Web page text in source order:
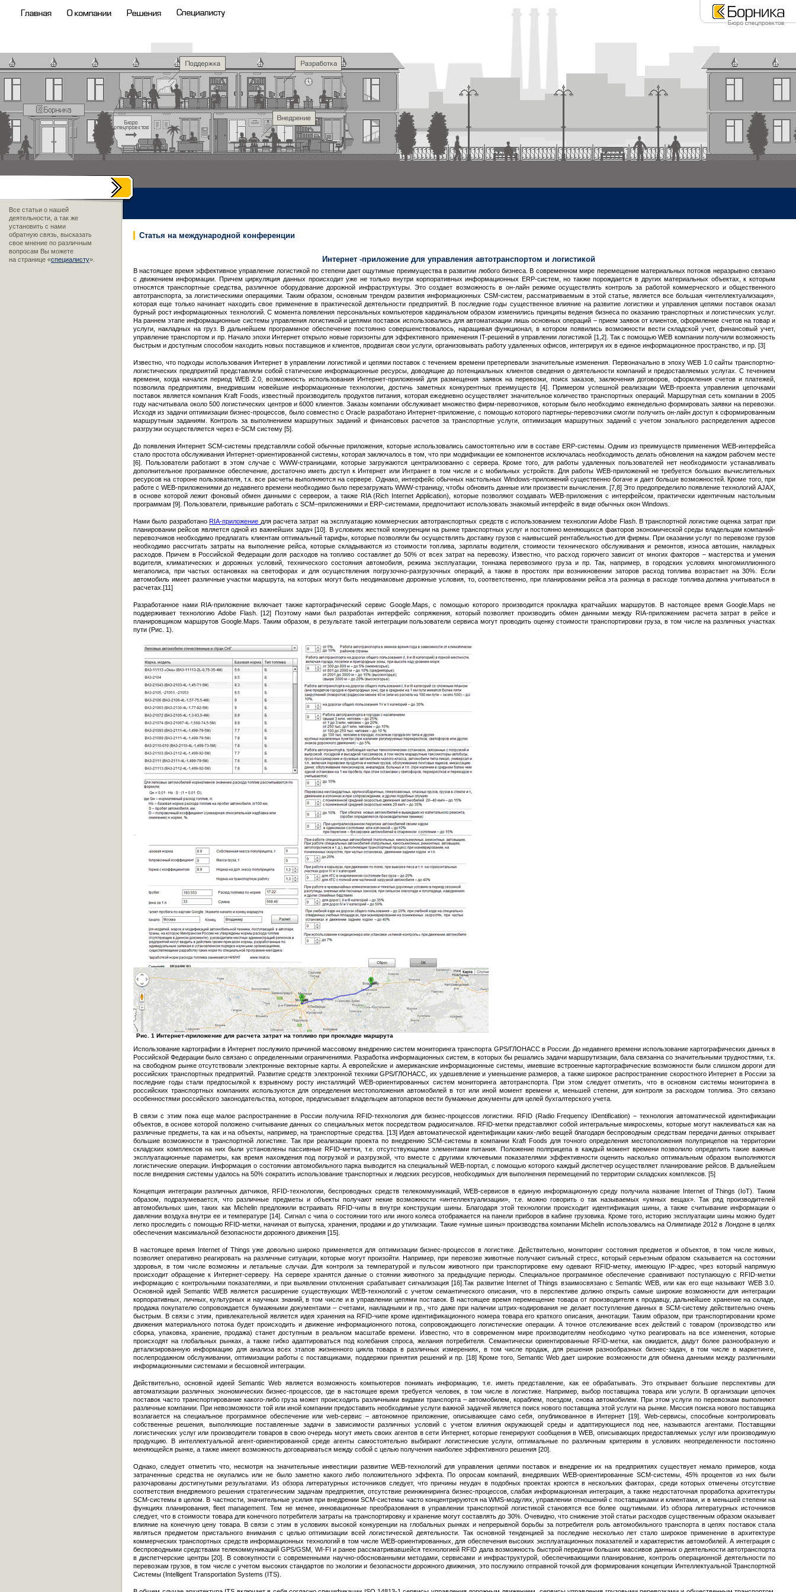
Все статьи о нашей
деятельности, а так же
установить с нами
обратную связь, высказать
свое мнение по различным
вопросам Вы можете
на странице «специалисту».
Статья на международной конференции
Интернет -приложение для управления автотранспортом и логистикой
В настоящее время эффективное управление логистикой по степени дает ощутимые преимущества в развитии любого бизнеса. В современном мире перемещение материальных потоков неразрывно связано
с движением информации. Причем циркуляция данных происходит уже не только внутри корпоративных информационных ERP-систем, но также порождается в других материальных объектах, к которым
относятся транспортные средства, различное оборудование дорожной инфраструктуры. Это создает возможность в он-лайн режиме осуществлять контроль за работой коммерческого и общественного
автотранспорта, за логистическими операциями. Таким образом, основным трендом развития информационных CSM-систем, рассматриваемым в этой статье, является все большая «интеллектуализация»,
которая еще только начинает находить свое применение в практической деятельности предприятий. В последние годы существенное влияние на развитие логистики и управления цепями поставок оказал
бурный рост информационных технологий. С момента появления персональных компьютеров кардинальном образом изменились принципы ведения бизнеса по оказанию транспортных и логистических услуг.
На раннем этапе информационные системы управления логистикой и цепями поставок использовались для автоматизации лишь основных операций – прием заявок от клиентов, оформление счетов на товар и
услуги, накладных на груз. В дальнейшем программное обеспечение постоянно совершенствовалось, наращивая функционал, в котором появились возможности вести складской учет, финансовый учет,
управление транспортом и пр. Начало эпохи Интернет открыло новые горизонты для эффективного применения IT-решений в управлении логистикой [1,2]. Так с помощью WEB компании получили возможность
быстрым и доступным способом находить новых поставщиков и клиентов, продвигая свои услуги, организовывать работу удаленных офисов, интегрируя их в единое информационное пространство, и пр. [3]
Известно, что подходы использования Интернет в управлении логистикой и цепями поставок с течением времени претерпевали значительные изменения. Первоначально в эпоху WEB 1.0 сайты транспортно-
логистических предприятий представляли собой статические информационные ресурсы, доводящие до потенциальных клиентов сведения о деятельности компаний и предоставляемых услугах. С течением
времени, когда начался период WEB 2.0, возможность использования Интернет-приложений для размещения заявок на перевозки, поиск заказов, заключения договоров, оформления счетов и платежей,
позволила предприятиям, внедрившим новейшие информационные технологии, достичь заметных конкурентных преимуществ [4]. Примером успешной реализации WEB-проекта управления цепочками
поставок является компания Kraft Foods, известный производитель продуктов питания, которая ежедневно осуществляет значительное количество транспортных операций. Маршрутная сеть компании в 2005
году насчитывала около 500 логистических центров и 6000 клиентов. Заказы компании обслуживает множество фирм-перевозчиков, которым было необходимо еженедельно формировать заявки на перевозки.
Исходя из задачи оптимизации бизнес-процессов, было совместно с Oracle разработано Интернет-приложение, с помощью которого партнеры-перевозчики смогли получить он-лайн доступ к сформированным
маршрутным заданиям. Контроль за выполнением маршрутных заданий и финансовых расчетов за транспортные услуги, оптимизация маршрутных заданий с учетом зонального распределения адресов
разгрузки осуществляется через e-SCM систему [5].
До появления Интернет SCM-системы представляли собой обычные приложения, которые использовались самостоятельно или в составе ERP-системы. Одним из преимуществ применения WEB-интерфейса
стало простота обслуживания Интернет-ориентированной системы, которая заключалось в том, что при модификации ее компонентов исключалась необходимость делать обновления на каждом рабочем месте
[6]. Пользователи работают в этом случае с WWW-страницами, которые загружаются централизованно с сервера. Кроме того, для работы удаленных пользователей нет необходимости устанавливать
дополнительное программное обеспечение, достаточно иметь доступ к Интернет или Интранет в том числе и с мобильных устройств. Для работы WEB-приложений не требуется больших вычислительных
ресурсов на стороне пользователя, т.к. все расчеты выполняются на сервере. Однако, интерфейс обычных настольных Windows-приложений существенно богаче и дает больше возможностей. Кроме того, при
работе с WEB-приложениями до недавнего времени необходимо было перезагружать WWW-страницу, чтобы обновить данные или произвести вычисления. [7,8] Это предопределило появление технологий AJAX,
в основе которой лежит фоновый обмен данными с сервером, а также RIA (Rich Internet Application), которые позволяют создавать WEB-приложения с интерфейсом, практически идентичным настольным
программам [9]. Пользователи, привыкшие работать с SCM–приложениями и ERP-системами, предпочитают использовать знакомый интерфейс в виде обычных окон Windows.
Нами было разработаноRIA-приложение для расчета затрат на эксплуатацию коммерческих автотранспортных средств с использованием технологии Adobe Flash. В транспортной логистике оценка затрат при
планировании рейсов является одной из важнейших задач [10]. В условиях жесткой конкуренции на рынке транспортных услуг и постоянно меняющихся факторов экономической среды владельцам компаний-
перевозчиков необходимо предлагать клиентам оптимальный тарифы, которые позволяли бы осуществлять доставку грузов с наивысшей рентабельностью для фирмы. При оказании услуг по перевозке грузов
необходимо рассчитать затраты на выполнение рейса, которые складываются из стоимости топлива, зарплаты водителя, стоимости технического обслуживания и ремонтов, износа автошин, накладных
расходов. Причем в Российской Федерации доля расходов на топливо составляет до 50% от всех затрат на перевозку. Известно, что расход горючего зависит от многих факторов – мастерства и умения
водителя, климатических и дорожных условий, технического состояния автомобиля, режима эксплуатации, тоннажа перевозимого груза и пр. Так, например, в городских условиях многомиллионного
мегаполиса, при частых остановках на светофорах и для осуществления погрузочно-разгрузочных операций, а также в простоях при возникновении заторов расход топлива возрастает на 30%. Если
автомобиль имеет различные участки маршрута, на которых могут быть неодинаковые дорожные условия, то, соответственно, при планировании рейса эта разница в расходе топлива должна учитываться в
расчетах.[11]
Разработанное нами RIA-приложение включает также картографический сервис Google.Maps, с помощью которого производится прокладка кратчайших маршрутов. В настоящее время Google.Maps не
поддерживает технологию Adobe Flash. [12] Поэтому нами был разработан интерфейс сопряжения, который позволяет производить обмен данными между RIA-приложением расчета затрат в рейсе и
планировщиком маршрутов Google.Maps. Таким образом, в результате такой интеграции пользователи сервиса могут проводить оценку стоимости транспортировки груза, в том числе на различных участках
пути (Рис. 1).
Рис. 1 Интернет-приложение для расчета затрат на топливо при прокладке маршрута
Использование картографии в Интернет послужило причиной массовому внедрению систем мониторинга транспорта GPS/ГЛОНАСС в России. До недавнего времени использование картографических данных в
Российской Федерации было связано с определенными ограничениями. Разработка информационных систем, в которых бы решались задачи маршрутизации, бала связанна со значительными трудностями, т.к.
на свободном рынке отсутствовали электронные векторные карты. А европейские и американские информационные системы, имевшие встроенные картографические возможности были слишком дороги для
российских транспортных предприятий. Развитие средств электронной техники GPS/ГЛОНАСС, их удешевление и уменьшение размеров, а также широкое распространение скоростного Интернет в России за
последние годы стали предпосылкой к взрывному росту инсталляций WEB-ориентированных систем мониторинга автотранспорта. При этом следует отметить, что в основном системы мониторинга в
российских транспортных компаниях используются для определения местоположения автомобилей в тот или иной момент времени и, меньшей степени, для контроля за расходом топлива. Это связано
особенностями российского законодательства, которое, предписывает владельцем автопарков вести бумажные документы для целей бухгалтерского учета.
В связи с этим пока еще малое распространение в России получила RFID-технология для бизнес-процессов логистики. RFID (Radio Frequency IDentification) – технология автоматической идентификации
объектов, в основе которой положено считывание данных со специальных меток посредством радиосигналов. RFID-метки представляют собой интегральные микросхемы, которые могут наклеиваться как на
различные предметы, та как и на объекты, например, на транспортные средства. [13] Идея автоматической идентификации каких-либо вещей благодаря беспроводным средствам передачи данных открывает
большие возможности в транспортной логистике. Так при реализации проекта по внедрению SCM-системы в компании Kraft Foods для точного определения местоположения полуприцепов на территории
складских комплексов на них были установлены пассивные RFID-метки, т.е. отсутствующими элементами питания. Положение полприцепа в каждый момент времени позволило определить такие важные
эксплуатационные параметры, как время нахождения под погрузкой и разгрузкой, что вместе с другими ключевыми показателями эффективности оценить насколько оптимальным образом выполняются
логистические операции. Информация о состоянии автомобильного парка выводится на специальный WEB-портал, с помощью которого каждый диспетчер осуществляет планирование рейсов. В дальнейшем
после внедрения системы удалось на 50% сократить использование транспортных и людских ресурсов, необходимых для выполнения перемещений по территории складских комплексов. [5]
Концепция интеграции различных датчиков, RFID-технологии, беспроводных средств телекоммуникаций, WEB-сервисов в единую информационную среду получила название Internet of Things (IoT). Таким
образом, подразумевается, что различные предметы и объекты получают некие возможности «интеллектуализации», т.е. можно говорить о так называемых «умных вещах». Так ряд производителей
автомобильных шин, таких как Michelin предложили встраивать RFID-чипы в внутри конструкции шины. Благодаря этой технологии происходит идентификация шины, а также считывание информации о
давлении воздуха внутри ее и температуре [14]. Сигнал с чипа о состоянии того или иного колеса отображается на панели приборов в кабине грузовика. Кроме того, историю эксплуатации шины можно будет
легко проследить с помощью RFID-метки, начиная от выпуска, хранения, продажи и до утилизации. Такие «умные шины» производства компании Michelin использовались на Олимпиаде 2012 в Лондоне в целях
обеспечения максимальной безопасности дорожного движения [15].
В настоящее время Internet of Things уже довольно широко применяется для оптимизации бизнес-процессов в логистике. Действительно, мониторинг состояния предметов и объектов, в том числе живых,
позволяет оперативно реагировать на различные ситуации, которые могут произойти. Например, при перевозке животные получают сильный стресс, который серьезным образом сказывается на состоянии
здоровья, в том числе возможны и летальные случаи. Для контроля за температурой и пульсом животного при транспортировке ему одевают RFID-метку, имеющую IP-адрес, чрез который напрямую
происходит обращение к Интернет-серверу. На сервере хранятся данные о стоянии животного за предыдущие периоды. Специальное программное обеспечение сравнивают поступающую с RFID-метки
информацию с контрольными показателями, и при выявлении отклонения срабатывает сигнализация [16].Так развитие Internet of Things взаимосвязано с Semantic WEB, или как его еще называют WEB 3.0.
Основной идей Semantic WEB является расширение существующих WEB-технологий с учетом семантического описания, что в перспективе должно открыть самые широкие возможности для интеграции
корпоративных, личных, культурных и научных знаний, в том числе и в управлении цепями поставок. В настоящее время перемещение товара от производителя к продавцу, дальнейшее хранение на складе,
продажа покупателю сопровождается бумажными документами – счетами, накладными и пр., что даже при наличии штрих-кодирования не делает поступление данных в SCM-систему действительно очень
быстрым. В связи с этим, привлекательной является идея хранения на RFID-чипе кроме идентификационного номера товара его краткого описания, аннотации. Таким образом, при транспортировании кроме
движения материального потока будет происходить и движение информационного потока, сопровождающего логистические операции. А точное отслеживание всех действий с товаром (производство или
сборка, упаковка, хранение, продажа) станет доступным в реальном масштабе времени. Известно, что в современном мире производителям необходимо чутко реагировать на все изменения, которые
происходят на глобальных рынках, а также гибко адаптироваться под колебания спроса, желания потребителя. Семантически ориентированные RFID-метки, как ожидается, дадут более разнообразную и
детализированную информацию для анализа всех этапов жизненного цикла товара в различных измерениях, в том числе продаж, для решения разнообразных бизнес-задач, в том числе в маркетинге,
послепродажном обслуживании, оптимизации работы с поставщиками, поддержки принятия решений и пр. [18] Кроме того, Semantic Web дает широкие возможности для обмена данными между различными
информационными системами и бесшовной интеграции.
Действительно, основной идеей Semantic Web является возможность компьютеров понимать информацию, т.е. иметь представление, как ее обрабатывать. Это открывает большие перспективы для
автоматизации различных экономических бизнес-процессов, где в настоящее время требуется человек, в том числе в логистике. Например, выбор поставщика товара или услуги. В организации цепочек
поставок часто транспортирование какого-либо груза может происходить различными видами транспорта – автомобилем, кораблем, поездом, снова автомобилем. При этом услуги по перевозкам выполняют
различные компании. При невозможности той или иной компании предоставить необходимые услуги важной задачей является поиск нового поставщика этой услуги на рынке. Миссия поиска нового поставщика
возлагается на специальное программное обеспечение или web-сервис – автономное приложение, описывающее само себя, опубликованное в Интернет [19]. Web-сервисы, способные контролировать
собственные решения, выполняющие поставленные задачи в зависимости различных условий с учетом влияния окружающей среды и адаптирующиеся под нее, называются агентами. Поставщики
логистических услуг или производители товаров в свою очередь могут иметь своих агентов в сети Интернет, которые генерируют сообщения в WEB, описывающих предоставляемых услуг или производимую
продукцию. В интеллектуальной агент-ориентированной среде агенты самостоятельно выбирают логистические услуги, оптимальные по различным критериям в условиях неопределенности постоянно
меняющейся рынке, а также имеют возможность договариваться между собой с целью получения наиболее эффективного решения [20].
Однако, следует отметить что, несмотря на значительные инвестиции развитие WEB-технологий для управления цепями поставок и внедрение их на предприятиях существует немало примеров, когда
затраченные средства не окупались или не было заметно какого либо положительного эффекта. По опросам компаний, внедрявших WEB-ориентированные SCM-системы, 45% процентов из них были
разочарованы достигнутыми результатами. Из обзора литературных источников следует, что причины неудач в подобных проектах кроются в нескольких факторах, среди которых отмечены отсутствие
соответствия внедряемого решения стратегическим задачам предприятия, отсутствие реинжиниринга бизнес-процессов, слабая информационная интеграция, а также недостаточная проработка архитектуры
SCM-системы в целом. В частности, значительные усилия при внедрении SCM-системы часто концентрируются на WMS-модулях, управлении отношений с поставщиками и клиентами, и в меньшей степени на
функциях планирования, fleet management. Тем не менее, инновационные преобразования в управлении транспортной логистикой становятся все более ощутимыми. Из обзора литературных источников
следует, что в стоимости товара для конечного потребителя затраты на транспортировку и хранение могут составлять до 30%. Очевидно, что снижение этой статьи расходов существенным образом оказывает
влияние на конечную цену товара. В связи с этим в условиях высокой конкуренции на глобальных рынках и непрерывной борьбы за потребителя роль автомобильного транспорта в цепях поставок стала
являться предметом пристального внимания с целью оптимизации всей логистической деятельности. Так основной тенденцией за последние несколько лет стало широкое применение в архитектуре
коммерческих транспортных средств информационных технологий в том числе WEB-ориентированных, для обеспечения высоких эксплуатационных показателей и характеристик автомобилей. А интеграция с
беспроводными средствами телекоммуникаций GPS/GSM, WI-FI и ранее рассматривавшейся технологией RFID дала возможность быстрой передачи больших массивов данных о деятельности автотранспорта
в диспетчерские центры [20]. В совокупности с современными научно-обоснованными методами, сервисами и инфраструктурой, обеспечивающими планирование, контроль операционной деятельности по
перевозкам грузов, в том числе с учетом высоких стандартов по экологии и безопасности дорожного движения, это послужило отправной точкой для формирования концепции Интеллектуальной Транспортной
Системы (Intelligent Transportation Systems (ITS).